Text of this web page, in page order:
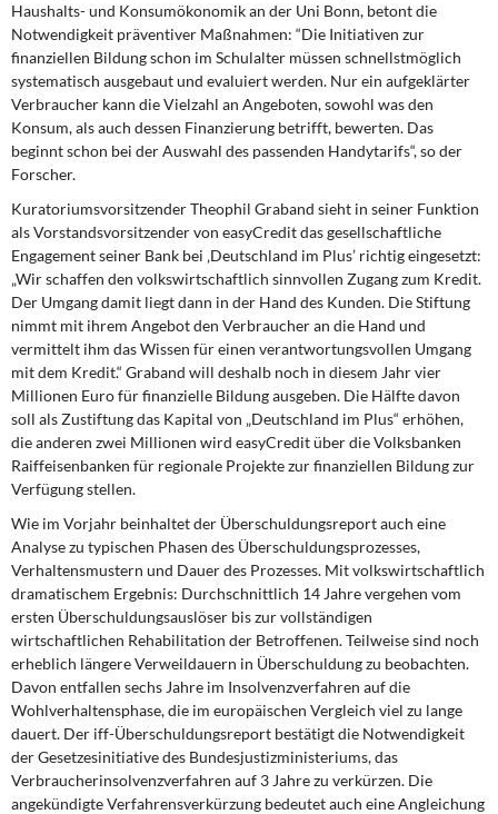
Haushalts- und Konsumökonomik an der Uni Bonn, betont die
Notwendigkeit präventiver Maßnahmen: “Die Initiativen zur
finanziellen Bildung schon im Schulalter müssen schnellstmöglich
systematisch ausgebaut und evaluiert werden. Nur ein aufgeklärter
Verbraucher kann die Vielzahl an Angeboten, sowohl was den
Konsum, als auch dessen Finanzierung betrifft, bewerten. Das
beginnt schon bei der Auswahl des passenden Handytarifs“, so der
Forscher.
Kuratoriumsvorsitzender Theophil Graband sieht in seiner Funktion
als Vorstandsvorsitzender von easyCredit das gesellschaftliche
Engagement seiner Bank bei ‚Deutschland im Plus’ richtig eingesetzt:
„Wir schaffen den volkswirtschaftlich sinnvollen Zugang zum Kredit.
Der Umgang damit liegt dann in der Hand des Kunden. Die Stiftung
nimmt mit ihrem Angebot den Verbraucher an die Hand und
vermittelt ihm das Wissen für einen verantwortungsvollen Umgang
mit dem Kredit.“ Graband will deshalb noch in diesem Jahr vier
Millionen Euro für finanzielle Bildung ausgeben. Die Hälfte davon
soll als Zustiftung das Kapital von „Deutschland im Plus“ erhöhen,
die anderen zwei Millionen wird easyCredit über die Volksbanken
Raiffeisenbanken für regionale Projekte zur finanziellen Bildung zur
Verfügung stellen.
Wie im Vorjahr beinhaltet der Überschuldungsreport auch eine
Analyse zu typischen Phasen des Überschuldungsprozesses,
Verhaltensmustern und Dauer des Prozesses. Mit volkswirtschaftlich
dramatischem Ergebnis: Durchschnittlich 14 Jahre vergehen vom
ersten Überschuldungsauslöser bis zur vollständigen
wirtschaftlichen Rehabilitation der Betroffenen. Teilweise sind noch
erheblich längere Verweildauern in Überschuldung zu beobachten.
Davon entfallen sechs Jahre im Insolvenzverfahren auf die
Wohlverhaltensphase, die im europäischen Vergleich viel zu lange
dauert. Der iff-Überschuldungsreport bestätigt die Notwendigkeit
der Gesetzesinitiative des Bundesjustizministeriums, das
Verbraucherinsolvenzverfahren auf 3 Jahre zu verkürzen. Die
angekündigte Verfahrensverkürzung bedeutet auch eine Angleichung